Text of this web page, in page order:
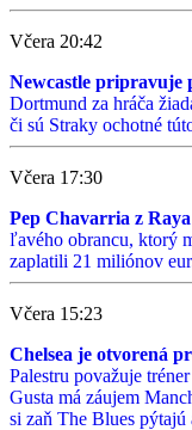
Včera 20:42
Newcastle pripravuje
Dortmund za hráča
či sú Straky ochotné
Včera 17:30
Pep Chavarria z
ľavého obrancu, ktorý
zaplatili 21 miliónov
Včera 15:23
Chelsea je otvorená
Palestru považuje
Gusta má záujem
si zaň The Blues